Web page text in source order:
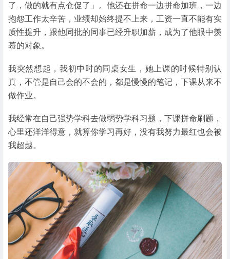
了，做的就有点仓促了」。他还在拼命一边拼命加班，一边
抱怨工作太辛苦，业绩却始终提不上来，工资一直不能有实
质性提升，跟他同批的同事已经升职加薪，成为了他眼中羡
慕的对象。
我突然想起，我初中时的同桌女生，她上课的时候特别认
真，不管是自己会的不会的，都是慢慢的笔记，下课从来不
做作业。
我经常在自己强势学科去做弱势学科习题，下课拼命刷题，
心里还洋洋得意，就算你学习再好，没有我努力最红也会被
我超越。